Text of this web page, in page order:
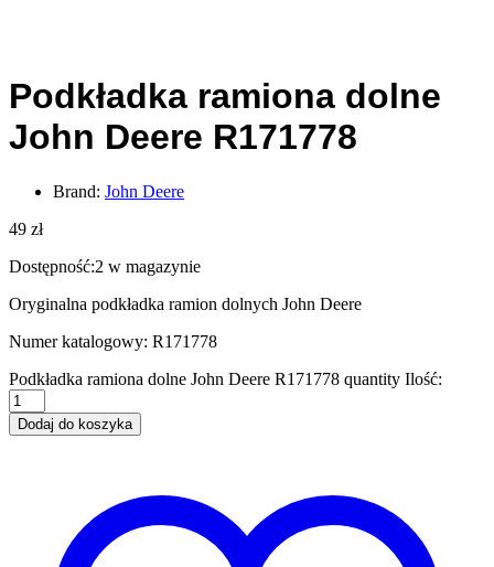
Podkładka ramiona dolne
John Deere R171778
Brand: John Deere
49 zł
Dostępność:2 w magazynie
Oryginalna podkładka ramion dolnych John Deere
Numer katalogowy: R171778
Podkładka ramiona dolne John Deere R171778 quantity Ilość:
Dodaj do koszyka